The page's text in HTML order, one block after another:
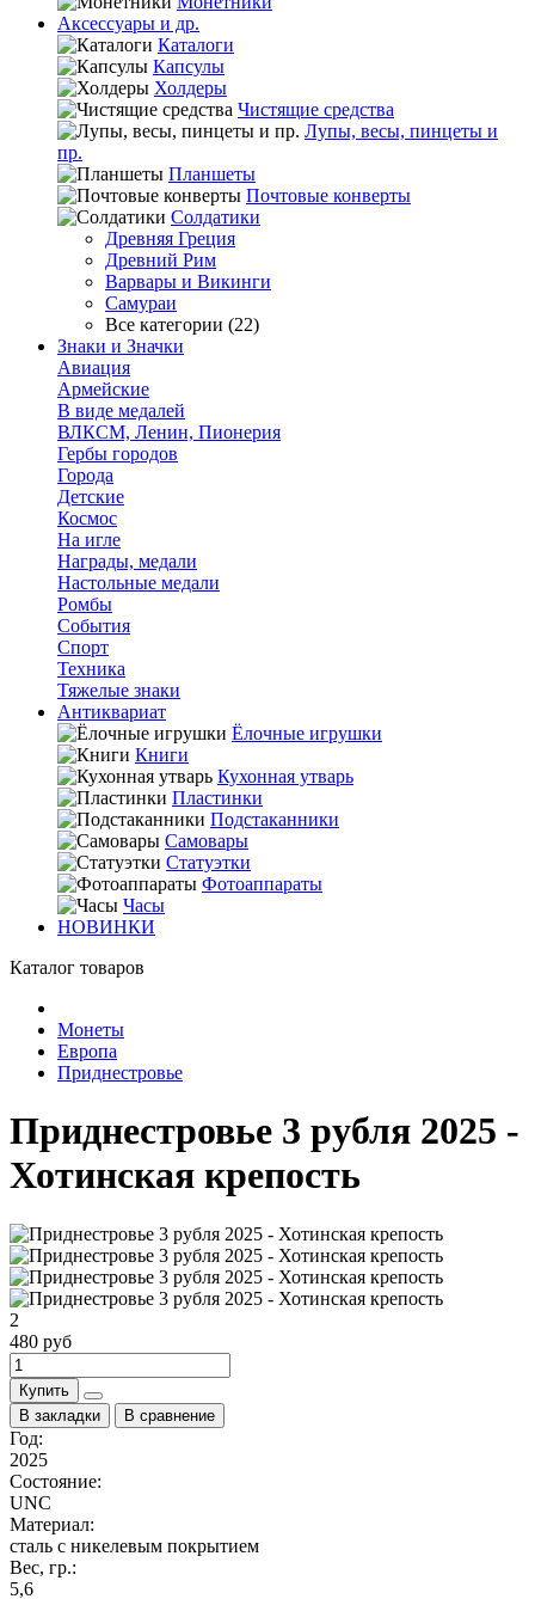
Аксессуары и др.
Каталоги
Капсулы
Холдеры
Чистящие средства
Лупы, весы, пинцеты и
пр.
Планшеты
Почтовые конверты
Солдатики
Древняя Греция
Древний Рим
Варвары и Викинги
Самураи
Все категории (22)
Знаки и Значки
Авиация
Армейские
В виде медалей
ВЛКСМ, Ленин, Пионерия
Гербы городов
Города
Детские
Космос
На игле
Награды, медали
Настольные медали
Ромбы
События
Спорт
Техника
Тяжелые знаки
Антиквариат
Ёлочные игрушки
Книги
Кухонная утварь
Пластинки
Подстаканники
Самовары
Статуэтки
Фотоаппараты
Часы
НОВИНКИ
Каталог товаров
Монеты
Европа
Приднестровье
Приднестровье 3 рубля 2025 -
Хотинская крепость
2
480 руб
Купить
В закладки
В сравнение
Год:
2025
Состояние:
UNC
Материал:
сталь с никелевым покрытием
Вес, гр.:
5,6